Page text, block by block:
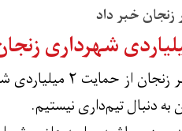
خبر داد
رئیس شورای
دنبال تیم‌داری نیستیم.